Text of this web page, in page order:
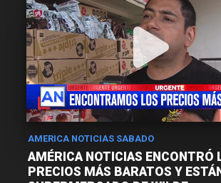
AMERICA NOTICIAS SABADO
AMÉRICA NOTICIAS ENCONTRÓ
PRECIOS MÁS BARATOS Y